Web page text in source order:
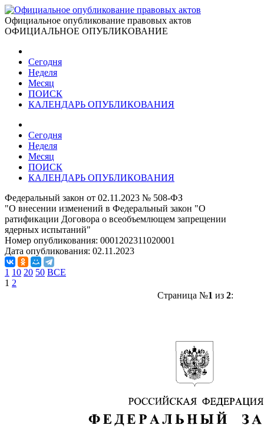
Официальное опубликование правовых актов
ОФИЦИАЛЬНОЕ ОПУБЛИКОВАНИЕ
Сегодня
Неделя
Месяц
ПОИСК
КАЛЕНДАРЬ ОПУБЛИКОВАНИЯ
Сегодня
Неделя
Месяц
ПОИСК
КАЛЕНДАРЬ ОПУБЛИКОВАНИЯ
Федеральный закон от 02.11.2023 № 508-ФЗ
"О внесении изменений в Федеральный закон "О
ратификации Договора о всеобъемлющем запрещении
ядерных испытаний"
Номер опубликования: 0001202311020001
Дата опубликования: 02.11.2023
1 10 20 50 ВСЕ
1 2
Страница №1 из 2: